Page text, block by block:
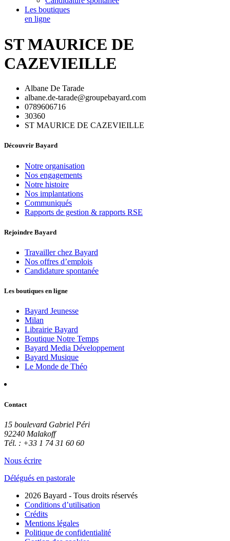
Les boutiques
en ligne
ST MAURICE DE
CAZEVIEILLE
Albane De Tarade
albane.de-tarade@groupebayard.com
0789606716
30360
ST MAURICE DE CAZEVIEILLE
Découvrir Bayard
Notre organisation
Nos engagements
Notre histoire
Nos implantations
Communiqués
Rapports de gestion & rapports RSE
Rejoindre Bayard
Travailler chez Bayard
Nos offres d’emplois
Candidature spontanée
Les boutiques en ligne
Bayard Jeunesse
Milan
Librairie Bayard
Boutique Notre Temps
Bayard Media Développement
Bayard Musique
Le Monde de Théo
Contact
15 boulevard Gabriel Péri
92240 Malakoff
Tél. : +33 1 74 31 60 60
Nous écrire
Délégués en pastorale
2026 Bayard - Tous droits réservés
Conditions d’utilisation
Crédits
Mentions légales
Politique de confidentialité